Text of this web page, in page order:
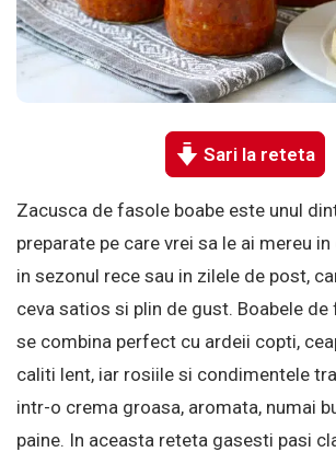
Sari la reteta
Zacusca de fasole boabe este unul
preparate pe care vrei sa le ai mereu
in sezonul rece sau in zilele de post,
ceva satios si plin de gust. Boabele
se combina perfect cu ardeii copti,
caliti lent, iar rosiile si condimentele
intr-o crema groasa, aromata, numai
paine. In aceasta reteta gasesti pasi